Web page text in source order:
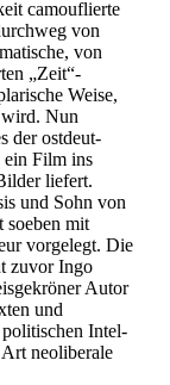
camou­flierte
von
von
„Zeit“-
Weise,
wird. Nun
der ostdeut­
ein Film ins
liefert.
und Sohn von
mit
vorgelegt. Die
zuvor Ingo
Autor
und
politi­schen Intel­
neoli­berale